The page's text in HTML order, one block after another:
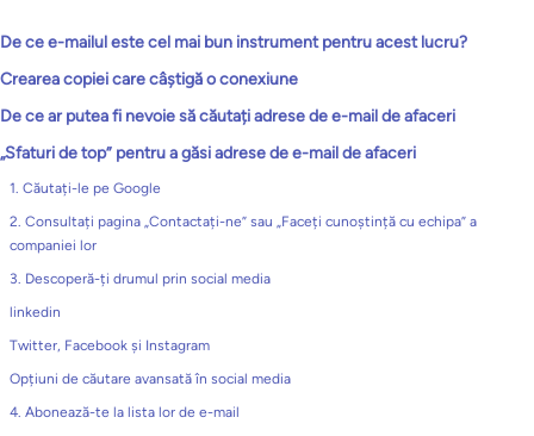
De ce e-mailul este cel mai bun instrument pentru acest lucru?
Crearea copiei care câștigă o conexiune
De ce ar putea fi nevoie să căutați adrese de e-mail de afaceri
„Sfaturi de top” pentru a găsi adrese de e-mail de afaceri
1. Căutați-le pe Google
2. Consultați pagina „Contactați-ne” sau „Faceți cunoștință cu echipa” a
companiei lor
3. Descoperă-ți drumul prin social media
linkedin
Twitter, Facebook și Instagram
Opțiuni de căutare avansată în social media
4. Abonează-te la lista lor de e-mail